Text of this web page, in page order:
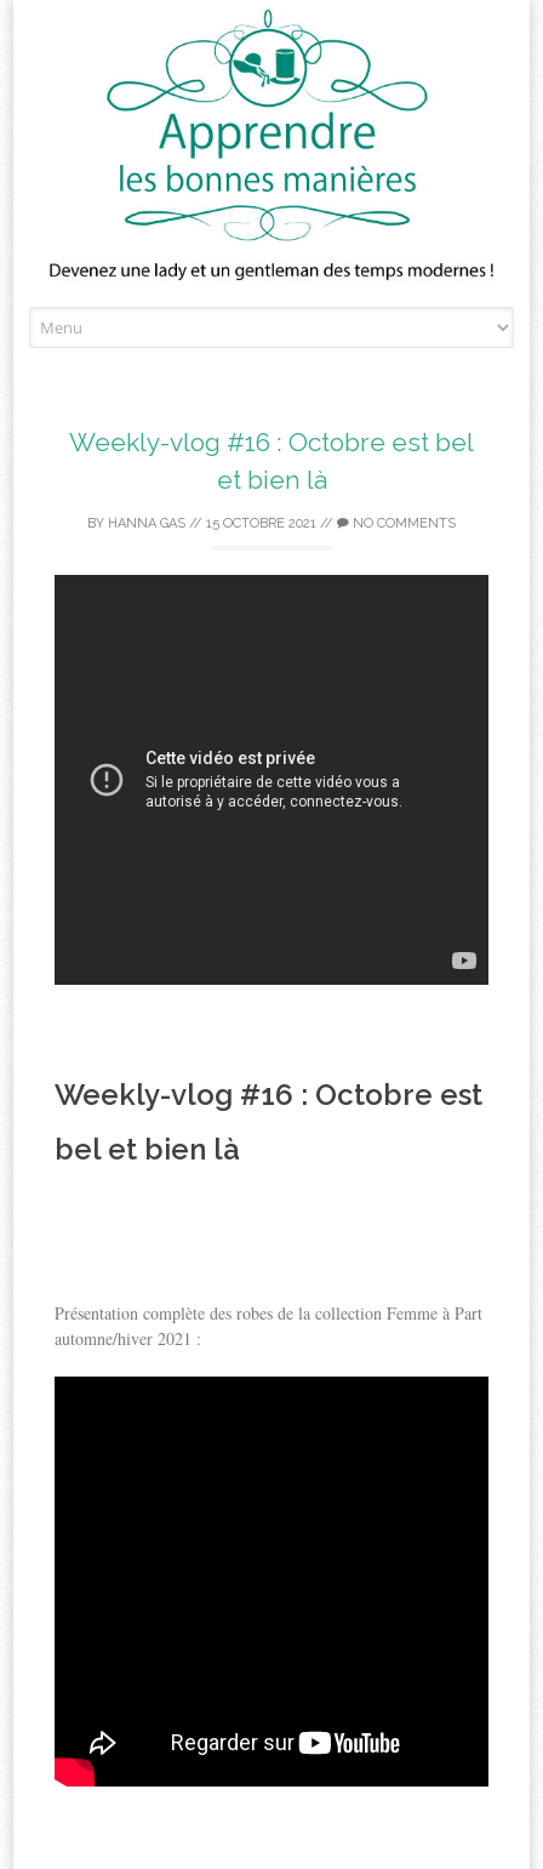
to
Weekly-vlog #16 : Octobre est bel
et bien là
BY HANNA GAS // 15 OCTOBRE 2021 // NO COMMENTS
Weekly-vlog #16 : Octobre est
bel et bien là
Présentation complète des robes de la collection Femme à Part
automne/hiver 2021 :